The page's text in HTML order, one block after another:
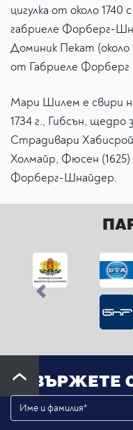
цигулка от около
габриеле Форберг-
Доминик Пекат (около
от Габриеле
Мари Шилем e свири
1734 г., Гибсън,
Страдивари
Холмайр, Фюсен
Форберг-Шнайдер.
Previous
СВЪРЖЕТЕ